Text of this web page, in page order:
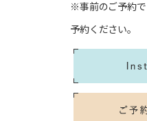
※事前のご予約
予約ください。